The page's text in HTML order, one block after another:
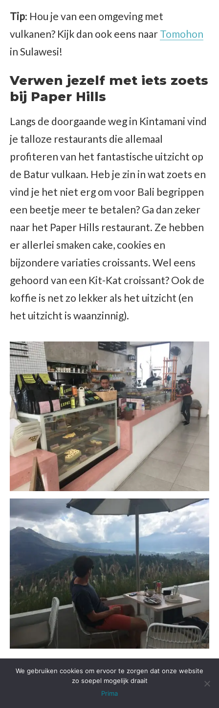
Tip: Hou je van een omgeving met
vulkanen? Kijk dan ook eens naar Tomohon
in Sulawesi!
Verwen jezelf met iets zoets
bij Paper Hills
Langs de doorgaande weg in Kintamani vind
je talloze restaurants die allemaal
profiteren van het fantastische uitzicht op
de Batur vulkaan. Heb je zin in wat zoets en
vind je het niet erg om voor Bali begrippen
een beetje meer te betalen? Ga dan zeker
naar het Paper Hills restaurant. Ze hebben
er allerlei smaken cake, cookies en
bijzondere variaties croissants. Wel eens
gehoord van een Kit-Kat croissant? Ook de
koffie is net zo lekker als het uitzicht (en
het uitzicht is waanzinnig).
Zijn er ook minder
leuke dingen bij Alam
We gebruiken cookies om ervoor te zorgen dat onze website
zo soepel mogelijk draait
Prima